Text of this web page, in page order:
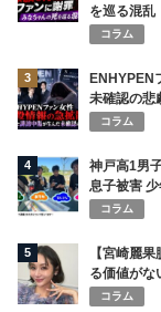
を巡る混乱
コラム
3
ENHYPEN
未確認の悲
コラム
4
神戸高1男
息子被害
コラム
5
【宮崎麗
る価値がな
コラム